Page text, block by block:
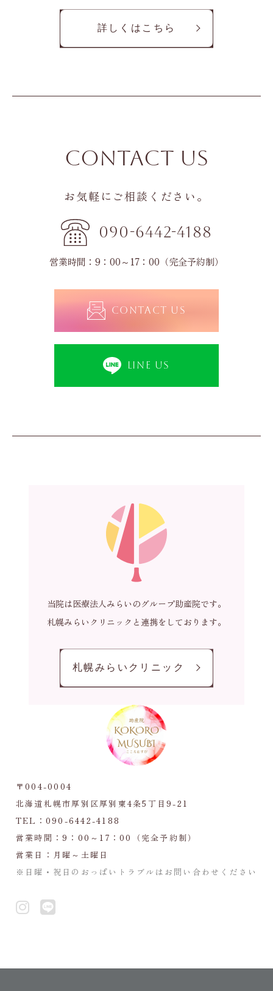
詳しくはこちら
CONTACT US
お気軽にご相談ください。
090-6442-4188
営業時間：9：00～17：00（完全予約制）
CONTACT US
LINE US
〒004-0004
北海道札幌市厚別区厚別東4条5丁目9-21
TEL： 090-6442-4188
営業時間：9：00～17：00（完全予約制）
営業日：月曜～土曜日
※日曜・祝日のおっぱいトラブルはお問い合わせください
当院は医療法人みらいのグループ助産院です。
札幌みらいクリニックと連携をしております。
札幌みらいクリニック